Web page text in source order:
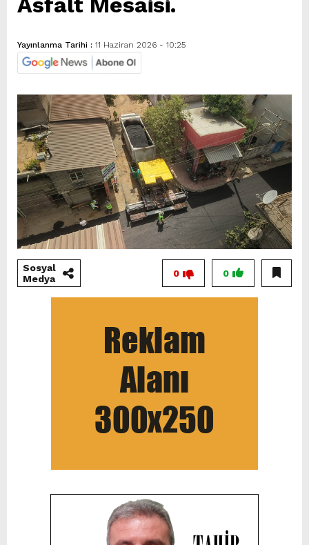
Yayınlanma Tarihi : 11 Haziran 2026 - 10:25
Sosyal
Medya
0
0